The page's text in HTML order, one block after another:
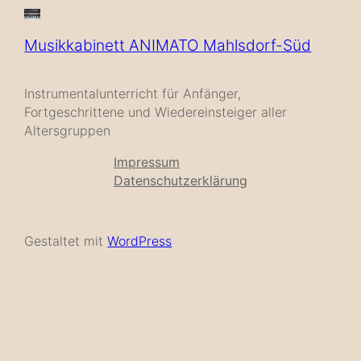
Musikkabinett ANIMATO Mahlsdorf-Süd
Instrumentalunterricht für Anfänger,
Fortgeschrittene und Wiedereinsteiger aller
Altersgruppen
Impressum
Datenschutzerklärung
Gestaltet mitWordPress